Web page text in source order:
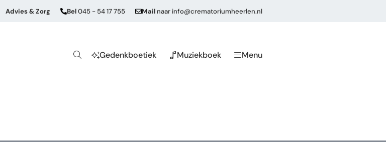
Advies & Zorg Bel045 - 54 17 755 Mail naarinfo@crematoriumheerlen.nl
Gedenkboetiek Muziekboek Menu